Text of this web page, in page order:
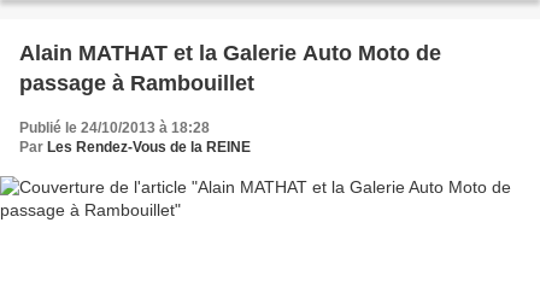
souvenirs des courses du Mans ou de la Can - Am.
Alain MATHAT et la Galerie Auto Moto de
passage à Rambouillet
Publié le 24/10/2013 à 18:28
Par Les Rendez-Vous de la REINE